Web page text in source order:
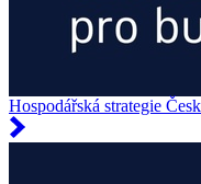
Hospodářská strategie